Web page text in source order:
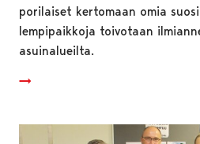
porilaiset kertomaan omia
lempipaikkoja toivotaan
asuinalueilta.